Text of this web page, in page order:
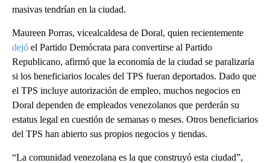
masivas tendrían en la ciudad.
Maureen Porras, vicealcaldesa de Doral, quien recientemente
dejó el Partido Demócrata para convertirse al Partido
Republicano, afirmó que la economía de la ciudad se paralizaría
si los beneficiarios locales del TPS fueran deportados. Dado que
el TPS incluye autorización de empleo, muchos negocios en
Doral dependen de empleados venezolanos que perderán su
estatus legal en cuestión de semanas o meses. Otros beneficiarios
del TPS han abierto sus propios negocios y tiendas.
“La comunidad venezolana es la que construyó esta ciudad”,